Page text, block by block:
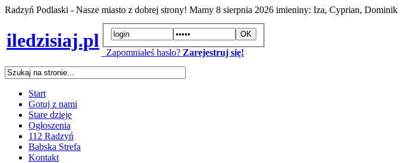
Radzyń Podlaski - Nasze miasto z dobrej strony! Mamy 8 sierpnia 2026 imieniny: Iza, Cyprian, Dominik
iledzisiaj.pl
Zapomniałeś hasło? Zarejestruj się!
Start
Gotuj z nami
Stare dzieje
Ogłoszenia
112 Radzyń
Babska Strefa
Kontakt